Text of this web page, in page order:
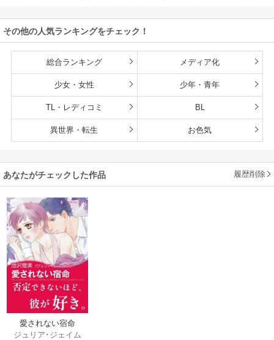
その他の人気ランキングをチェック！
総合ランキング メディア化
少女・女性 少年・青年
TL・レディコミ BL
異世界・転生 お色気
あなたがチェックした作品 履歴削除
愛されない宿命
ジュリア･ジェイム